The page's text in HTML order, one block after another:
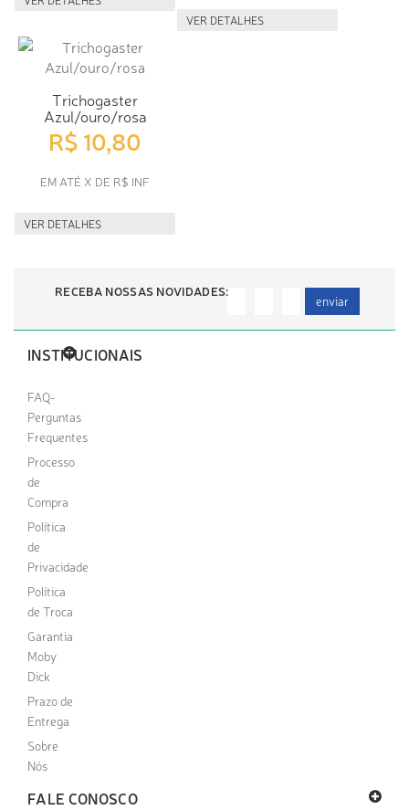
VER DETALHES
Trichogaster
Azul/ouro/rosa
R$ 10,80
EM ATÉ X DE R$ INF
VER DETALHES
RECEBA NOSSAS NOVIDADES:
enviar
INSTITUCIONAIS
FAQ-
Perguntas
Frequentes
Processo
de
Compra
Política
de
Privacidade
Política
de Troca
Garantia
Moby
Dick
Prazo de
Entrega
Sobre
Nós
FALE CONOSCO